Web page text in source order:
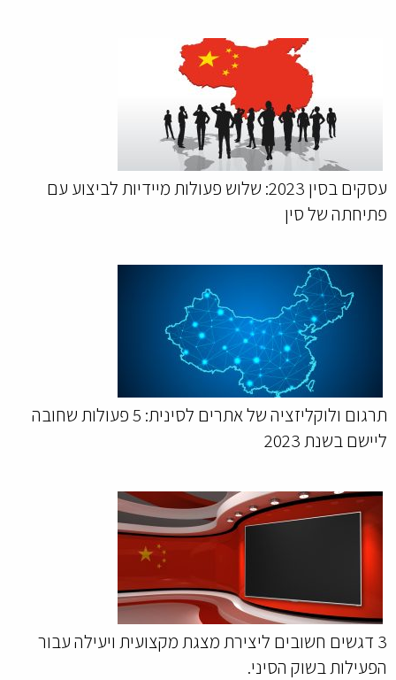
עסקים בסין 2023: שלוש פעולות מיידיות לביצוע עם
פתיחתה של סין
תרגום ולוקליזציה של אתרים לסינית: 5 פעולות שחובה
ליישם בשנת 2023
3 דגשים חשובים ליצירת מצגת מקצועית ויעילה עבור
הפעילות בשוק הסיני.